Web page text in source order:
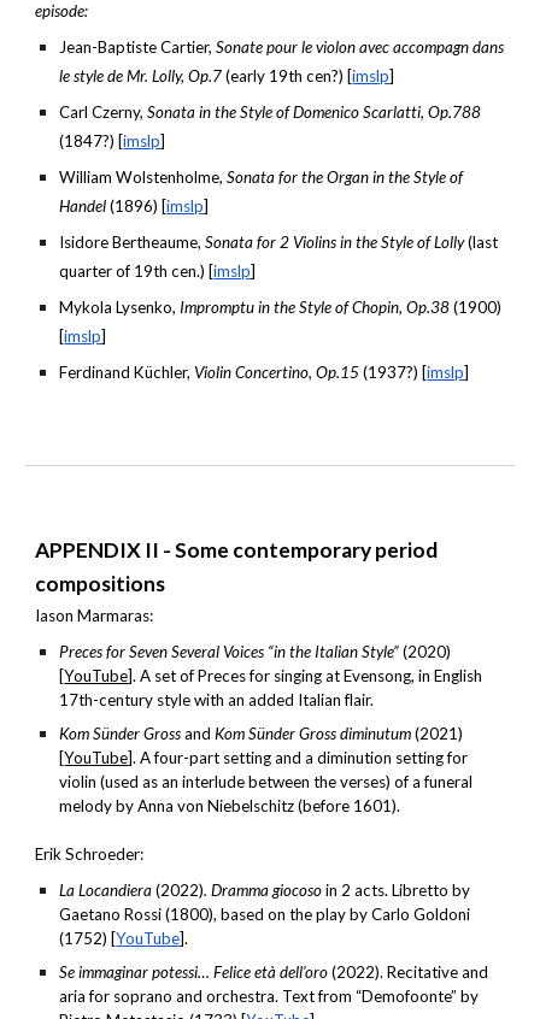
episode:
Jean-Baptiste Cartier,Sonate pour le violon avec accompagn dans
le style de Mr. Lolly, Op.7(early 19th cen?) [imslp]
Carl Czerny,Sonata in the Style of Domenico Scarlatti, Op.788
(1847?) [imslp]
William Wolstenholme,Sonata for the Organ in the Style of
Handel(1896) [imslp]
Isidore Bertheaume,Sonata for 2 Violins in the Style of Lolly(last
quarter of 19th cen.) [imslp]
Mykola Lysenko, Impromptu in the Style of Chopin, Op.38(1900)
[imslp]
Ferdinand Küchler, Violin Concertino, Op.15(1937?) [imslp]
APPENDIX II - Some contemporary period
compositions
Iason Marmaras:
Preces for Seven Several Voices “in the Italian Style”(2020)
[YouTube]. A set of Preces for singing at Evensong, in English
17th-century style with an added Italian flair.
Kom Sünder Grossand Kom Sünder Gross diminutum(2021)
[YouTube]. A four-part setting and a diminution setting for
violin (used as an interlude between the verses) of a funeral
melody by Anna von Niebelschitz (before 1601).
Erik Schroeder:
La Locandiera(2022). Dramma giocosoin 2 acts. Libretto by
Gaetano Rossi (1800), based on the play by Carlo Goldoni
(1752) [YouTube].
Se immaginar potessi… Felice età dell’oro(2022). Recitative and
aria for soprano and orchestra. Text from “Demofoonte” by